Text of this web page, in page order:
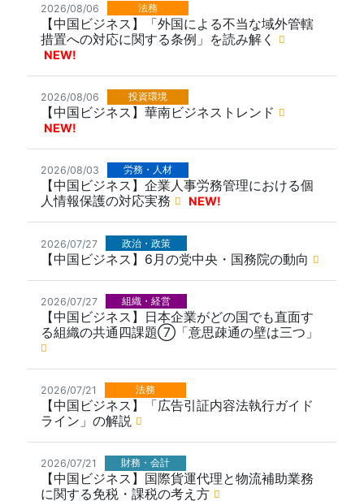
2026/08/06 法務
【中国ビジネス】「外国による不当な域外管轄
措置への対応に関する条例」を読み解く
NEW!
2026/08/06 投資環境
【中国ビジネス】華南ビジネストレンド
NEW!
2026/08/03 労務・人材
【中国ビジネス】企業人事労務管理における個
人情報保護の対応実務
NEW!
2026/07/27 政治・政策
【中国ビジネス】6月の党中央・国務院の動向
2026/07/27 組織・経営
【中国ビジネス】日本企業がどの国でも直面す
る組織の共通四課題⑦「意思疎通の壁は三つ」
2026/07/21 法務
【中国ビジネス】「広告引証内容法執行ガイド
ライン」の解説
2026/07/21 財務・会計
【中国ビジネス】国際貨運代理と物流補助業務
に関する免税・課税の考え方